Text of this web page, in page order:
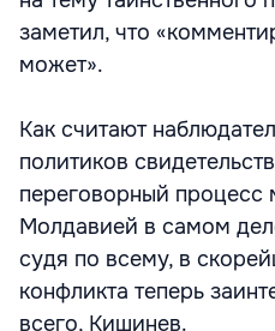
заметил, что
может».
Как считают
политиков
переговорный
Молдавией в самом
судя по всему, в
конфликта теперь
всего, Кишинев.